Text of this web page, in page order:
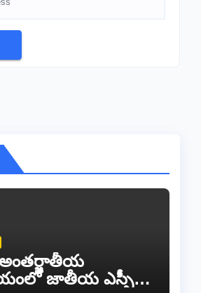
అంతర్జాతీయ
జాతీయ ఎస్సీ